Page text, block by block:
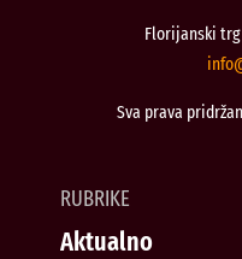
Florijanski trg
Sva prava
RUBRIKE
Aktualno